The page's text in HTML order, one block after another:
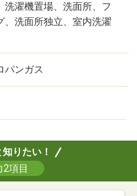
洗濯機置場、洗面所、フ
、洗面所独立、室内洗濯
パンガス
りたい！
項目